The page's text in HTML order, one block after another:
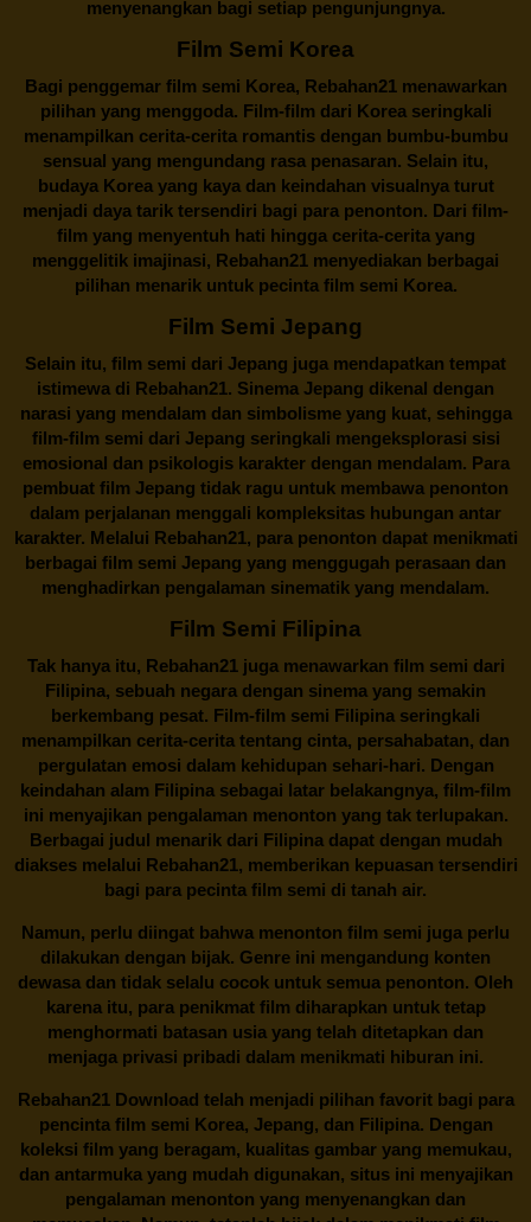
menyenangkan bagi setiap pengunjungnya.
Film Semi Korea
Bagi penggemar film semi Korea, Rebahan21menawarkan
pilihan yang menggoda. Film-film dari Korea seringkali
menampilkan cerita-cerita romantis dengan bumbu-bumbu
sensual yang mengundang rasa penasaran. Selain itu,
budaya Korea yang kaya dan keindahan visualnya turut
menjadi daya tarik tersendiri bagi para penonton. Dari film-
film yang menyentuh hati hingga cerita-cerita yang
menggelitik imajinasi, Rebahan21 menyediakan berbagai
pilihan menarik untuk pecinta film semi Korea.
Film Semi Jepang
Selain itu, film semi dari Jepang juga mendapatkan tempat
istimewa di Rebahan21. Sinema Jepang dikenal dengan
narasi yang mendalam dan simbolisme yang kuat, sehingga
film-film semi dari Jepang seringkali mengeksplorasi sisi
emosional dan psikologis karakter dengan mendalam. Para
pembuat film Jepang tidak ragu untuk membawa penonton
dalam perjalanan menggali kompleksitas hubungan antar
karakter. Melalui Rebahan21, para penonton dapat menikmati
berbagai film semi Jepang yang menggugah perasaan dan
menghadirkan pengalaman sinematik yang mendalam.
Film Semi Filipina
Tak hanya itu, Rebahan21juga menawarkan film semi dari
Filipina, sebuah negara dengan sinema yang semakin
berkembang pesat. Film-film semi Filipina seringkali
menampilkan cerita-cerita tentang cinta, persahabatan, dan
pergulatan emosi dalam kehidupan sehari-hari. Dengan
keindahan alam Filipina sebagai latar belakangnya, film-film
ini menyajikan pengalaman menonton yang tak terlupakan.
Berbagai judul menarik dari Filipina dapat dengan mudah
diakses melalui Rebahan21, memberikan kepuasan tersendiri
bagi para pecinta film semi di tanah air.
Namun, perlu diingat bahwa menonton film semi juga perlu
dilakukan dengan bijak. Genre ini mengandung konten
dewasa dan tidak selalu cocok untuk semua penonton. Oleh
karena itu, para penikmat film diharapkan untuk tetap
menghormati batasan usia yang telah ditetapkan dan
menjaga privasi pribadi dalam menikmati hiburan ini.
Rebahan21Download telah menjadi pilihan favorit bagi para
pencinta film semi Korea, Jepang, dan Filipina. Dengan
koleksi film yang beragam, kualitas gambar yang memukau,
dan antarmuka yang mudah digunakan, situs ini menyajikan
pengalaman menonton yang menyenangkan dan